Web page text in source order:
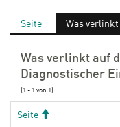
Seite Was
Was verlinkt auf
Diagnostischer
(1 - 1 von 1)
Seite